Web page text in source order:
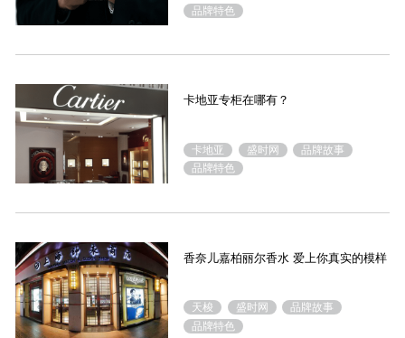
品牌特色
卡地亚专柜在哪有？
卡地亚 盛时网
品牌故事
品牌特色
香奈儿嘉柏丽尔香水 爱上你真实的模样
天梭 盛时网
品牌故事
品牌特色